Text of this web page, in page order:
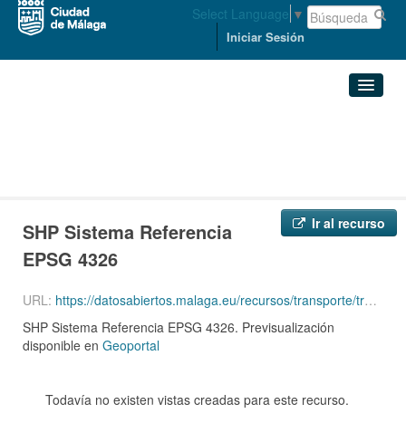
Select Language ▼
Iniciar Sesión
Grupos
Ir al recurso
SHP Sistema Referencia
EPSG 4326
URL: https://datosabiertos.malaga.eu/recursos/transporte/trafico/da_cortesTrafico-4326.zip
SHP Sistema Referencia EPSG 4326. Previsualización
disponible en Geoportal
Todavía no existen vistas creadas para este recurso.